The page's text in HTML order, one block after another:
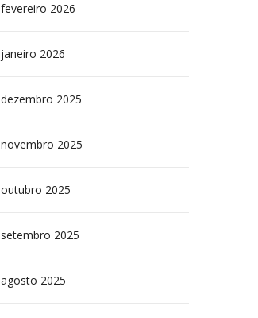
fevereiro 2026
janeiro 2026
dezembro 2025
novembro 2025
outubro 2025
setembro 2025
agosto 2025